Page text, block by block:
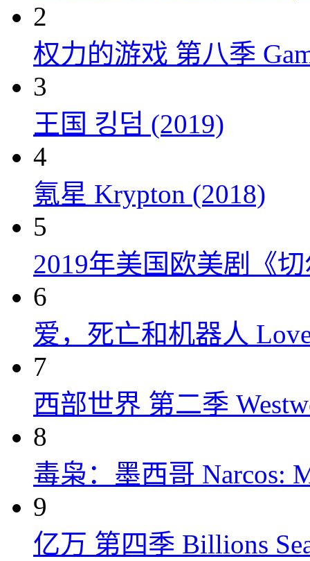
2
权力的游戏 第八季
3
王国 킹덤 (2019)
4
氪星 Krypton (2018)
5
2019年美国欧美剧《
6
爱，死亡和机器人
7
西部世界 第二季
8
毒枭：墨西哥 Narcos:
9
亿万 第四季 Billions